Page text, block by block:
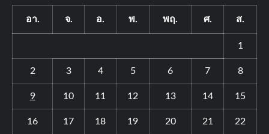
อา. จ. อ. พ. พฤ. ศ. ส.
1
2 3 4 5 6 7 8
9 10 11 12 13 14 15
16 17 18 19 20 21 22